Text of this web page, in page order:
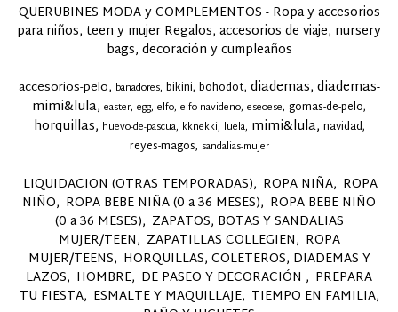
QUERUBINES MODA y COMPLEMENTOS - Ropa y accesorios
para niños, teen y mujer Regalos, accesorios de viaje, nursery
bags, decoración y cumpleaños
accesorios-pelo banadores bikini bohodot diademas diademas-
mimi&lula easter egg elfo elfo-navideno eseoese gomas-de-pelo
horquillas huevo-de-pascua kknekki luela mimi&lula navidad
reyes-magos sandalias-mujer
LIQUIDACION (OTRAS TEMPORADAS) ROPA NIÑA ROPA
NIÑO ROPA BEBE NIÑA (0 a 36 MESES) ROPA BEBE NIÑO
(0 a 36 MESES) ZAPATOS, BOTAS Y SANDALIAS
MUJER/TEEN ZAPATILLAS COLLEGIEN ROPA
MUJER/TEENS HORQUILLAS, COLETEROS, DIADEMAS Y
LAZOS HOMBRE DE PASEO Y DECORACIÓN
PREPARA
TU FIESTA ESMALTE Y MAQUILLAJE TIEMPO EN FAMILIA,